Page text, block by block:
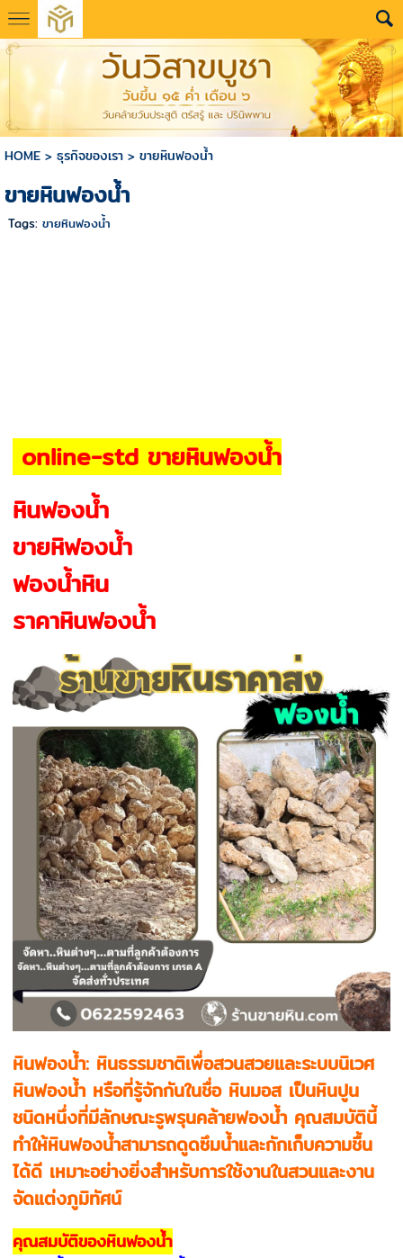
HOME> ธุรกิจของเรา> ขายหินฟองน้ำ
ขายหินฟองน้ำ
Tags: ขายหินฟองน้ำ
online-std ขายหินฟองน้ำ
หินฟองน้ำ
ขายหิฟองน้ำ
ฟองน้ำหิน
ราคาหินฟองน้ำ
หินฟองน้ำ: หินธรรมชาติเพื่อสวนสวยและระบบนิเวศ
หินฟองน้ำ หรือที่รู้จักกันในชื่อ หินมอส เป็นหินปูน
ชนิดหนึ่งที่มีลักษณะรูพรุนคล้ายฟองน้ำ คุณสมบัตินี้
ทำให้หินฟองน้ำสามารถดูดซึมน้ำและกักเก็บความชื้น
ได้ดี เหมาะอย่างยิ่งสำหรับการใช้งานในสวนและงาน
จัดแต่งภูมิทัศน์
คุณสมบัติของหินฟองน้ำ